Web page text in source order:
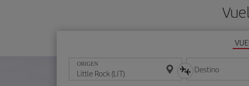
ORIGEN Destino